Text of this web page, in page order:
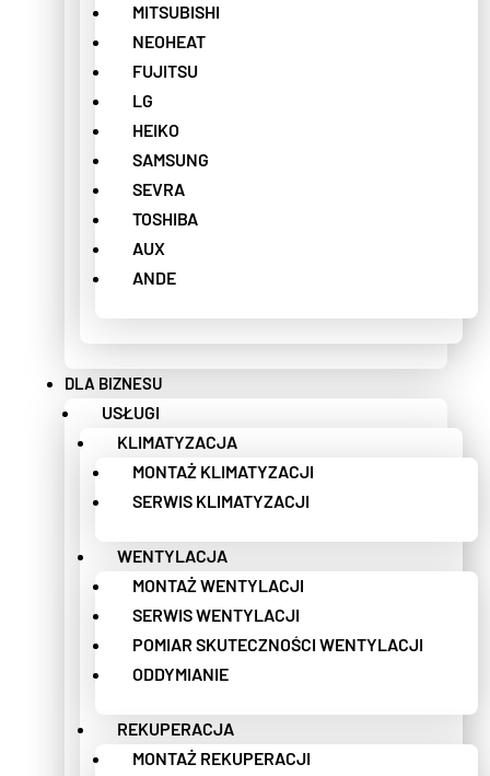
MITSUBISHI
NEOHEAT
FUJITSU
LG
HEIKO
SAMSUNG
SEVRA
TOSHIBA
AUX
ANDE
DLA BIZNESU
USŁUGI
KLIMATYZACJA
MONTAŻ KLIMATYZACJI
SERWIS KLIMATYZACJI
WENTYLACJA
MONTAŻ WENTYLACJI
SERWIS WENTYLACJI
POMIAR SKUTECZNOŚCI WENTYLACJI
ODDYMIANIE
REKUPERACJA
MONTAŻ REKUPERACJI